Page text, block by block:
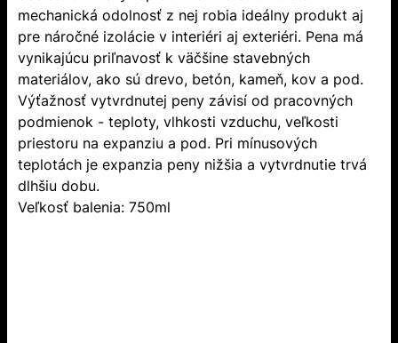
mechanická odolnosť z nej robia ideálny produkt aj
pre náročné izolácie v interiéri aj exteriéri. Pena má
vynikajúcu priľnavosť k väčšine stavebných
materiálov, ako sú drevo, betón, kameň, kov a pod.
Výťažnosť vytvrdnutej peny závisí od pracovných
podmienok - teploty, vlhkosti vzduchu, veľkosti
priestoru na expanziu a pod. Pri mínusových
teplotách je expanzia peny nižšia a vytvrdnutie trvá
dlhšiu dobu.
Veľkosť balenia: 750ml